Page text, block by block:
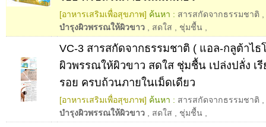
[อาหารเสริมเพื่อสุขภาพ] ค้นหา : สารสกัดจากธรรมชาติ
บำรุงผิวพรรณให้ผิวขาว
สดใส ชุ่มชื้น
VC-3 สารสกัดจากธรรมชาติ ( แอล-กลูต้าไธ
ผิวพรรณให้ผิวขาว สดใส ชุ่มชื้น เปล่งปลั่ง เรี
รอย ครบถ้วนภายในเม็ดเดียว
[อาหารเสริมเพื่อสุขภาพ] ค้นหา : สารสกัดจากธรรมชาติ
บำรุงผิวพรรณให้ผิวขาว
สดใส ชุ่มชื้น